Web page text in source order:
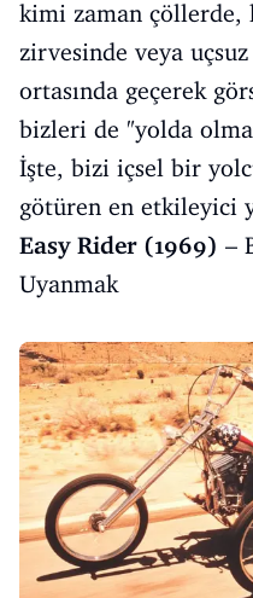
kimi zaman çöllerde,
zirvesinde veya
ortasında geçerek
bizleri de "yolda
İşte, bizi içsel bir
götüren en etkileyici
Easy Rider (1969) –
Uyanmak